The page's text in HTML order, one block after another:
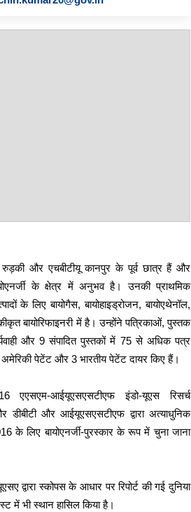
और एचबीटीयू कानपुर के पूर्व छात्र हैं और
के क्षेत्र में अनुभव है। उनकी प्राथमिक
के लिए बायोगैस, बायोहाइड्रोजन, बायोएथेनॉल,
बायोरिफाइनरी में है। उन्होंने पत्रिकाओं, पुस्तक
और 9 संपादित पुस्तकों में 75 से अधिक पत्र
पेटेंट और 3 भारतीय पेटेंट दायर किए हैं।
एएसएम-आईयूएसएसटीएफ इंडो-यूएस रिसर्च
डीबीटी और आईयूएसएसटीएफ द्वारा अत्याधुनिक
के लिए बायोएनर्जी-पुरस्कार के रूप में चुना जाना
द्वारा स्कोपस के आधार पर रिपोर्ट की गई दुनिया
में भी स्थान हासिल किया है।